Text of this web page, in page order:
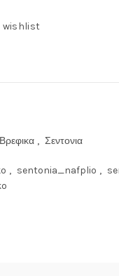
wishlist
, Σεντονια
, sentonia_nafplio ,